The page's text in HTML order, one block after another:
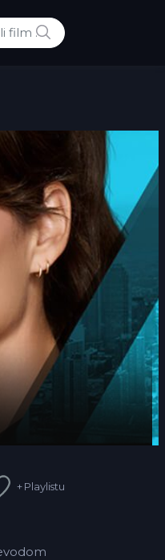
POTRAZI
+ Playlistu